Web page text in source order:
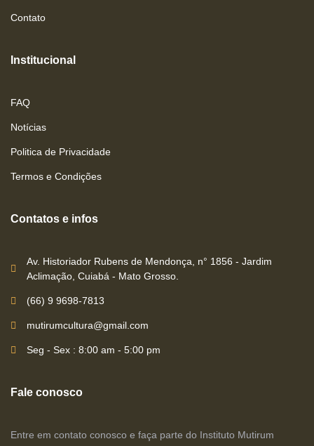
Contato
Institucional
FAQ
Notícias
Politica de Privacidade
Termos e Condições
Contatos e infos
Av. Historiador Rubens de Mendonça, n° 1856 - Jardim
Aclimação, Cuiabá - Mato Grosso.
(66) 9 9698-7813
mutirumcultura@gmail.com
Seg - Sex : 8:00 am - 5:00 pm
Fale conosco
Entre em contato conosco e faça parte do Instituto Mutirum